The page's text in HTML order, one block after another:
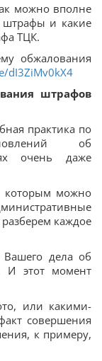
можно вполне
штрафы и какие
ТЦК.
обжалования
dI3ZiMv0kX4
штрафов
практика по
об
очень даже
которым можно
каждое
дела об
И этот момент
или какими-
совершения
к примеру,